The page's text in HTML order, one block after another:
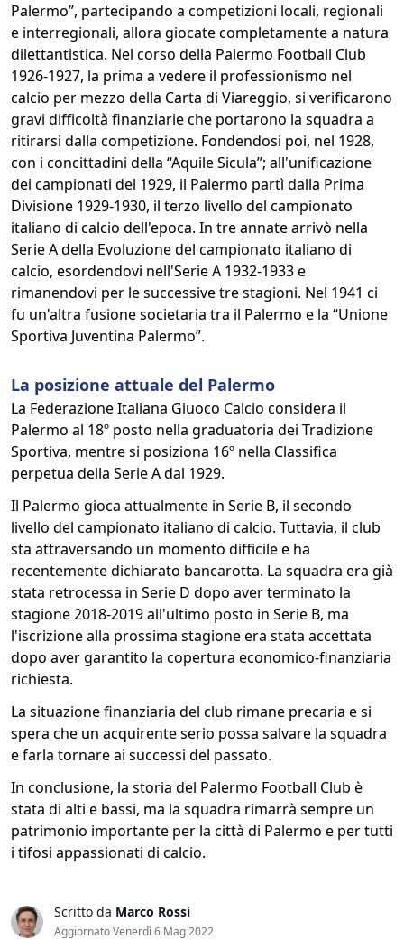
Palermo”, partecipando a competizioni locali, regionali
e interregionali, allora giocate completamente a natura
dilettantistica. Nel corso della Palermo Football Club
1926-1927, la prima a vedere il professionismo nel
calcio per mezzo della Carta di Viareggio, si verificarono
gravi difficoltà finanziarie che portarono la squadra a
ritirarsi dalla competizione. Fondendosi poi, nel 1928,
con i concittadini della “Aquile Sicula”; all'unificazione
dei campionati del 1929, il Palermo partì dalla Prima
Divisione 1929-1930, il terzo livello del campionato
italiano di calcio dell'epoca. In tre annate arrivò nella
Serie A della Evoluzione del campionato italiano di
calcio, esordendovi nell'Serie A 1932-1933 e
rimanendovi per le successive tre stagioni. Nel 1941 ci
fu un'altra fusione societaria tra il Palermo e la “Unione
Sportiva Juventina Palermo”.
La posizione attuale del Palermo
La Federazione Italiana Giuoco Calcio considera il
Palermo al 18º posto nella graduatoria dei Tradizione
Sportiva, mentre si posiziona 16º nella Classifica
perpetua della Serie A dal 1929.
Il Palermo gioca attualmente in Serie B, il secondo
livello del campionato italiano di calcio. Tuttavia, il club
sta attraversando un momento difficile e ha
recentemente dichiarato bancarotta. La squadra era già
stata retrocessa in Serie D dopo aver terminato la
stagione 2018-2019 all'ultimo posto in Serie B, ma
l'iscrizione alla prossima stagione era stata accettata
dopo aver garantito la copertura economico-finanziaria
richiesta.
La situazione finanziaria del club rimane precaria e si
spera che un acquirente serio possa salvare la squadra
e farla tornare ai successi del passato.
In conclusione, la storia del Palermo Football Club è
stata di alti e bassi, ma la squadra rimarrà sempre un
patrimonio importante per la città di Palermo e per tutti
i tifosi appassionati di calcio.
Scritto da Marco Rossi
Aggiornato Venerdì 6 Mag 2022